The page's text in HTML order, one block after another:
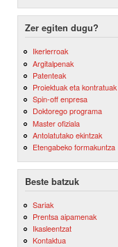
Zer egiten dugu?
Ikerlerroak
Argitalpenak
Patenteak
Proiektuak eta kontratuak
Spin-off enpresa
Doktorego programa
Master ofiziala
Antolatutako ekintzak
Etengabeko formakuntza
Beste batzuk
Sariak
Prentsa aipamenak
Ikasleentzat
Kontaktua